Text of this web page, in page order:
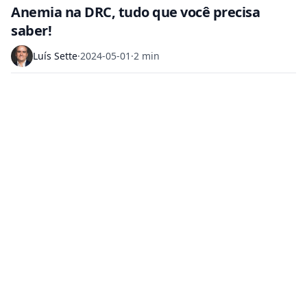
Anemia na DRC, tudo que você precisa
saber!
Luís Sette·2024-05-01 ·2 min